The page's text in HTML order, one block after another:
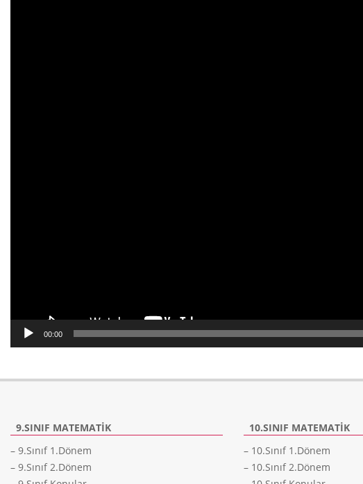
00:00
9.SINIF MATEMATIK
– 9.Sınıf 1.Dönem
– 9.Sınıf 2.Dönem
10.SINIF MATEMATIK
– 10.Sınıf 1.Dönem
– 10.Sınıf 2.Dönem